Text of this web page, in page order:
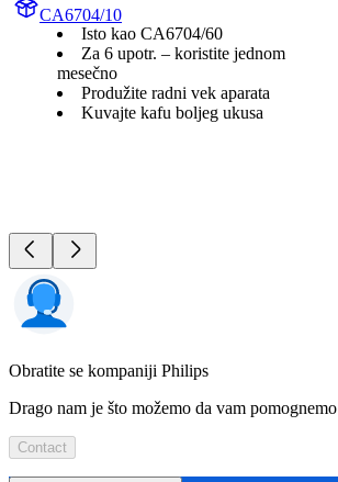
CA6704/10
Isto kao CA6704/60
Za 6 upotr. – koristite jednom
mesečno
Produžite radni vek aparata
Kuvajte kafu boljeg ukusa
Obratite se kompaniji Philips
Drago nam je što možemo da vam pomognemo
Contact